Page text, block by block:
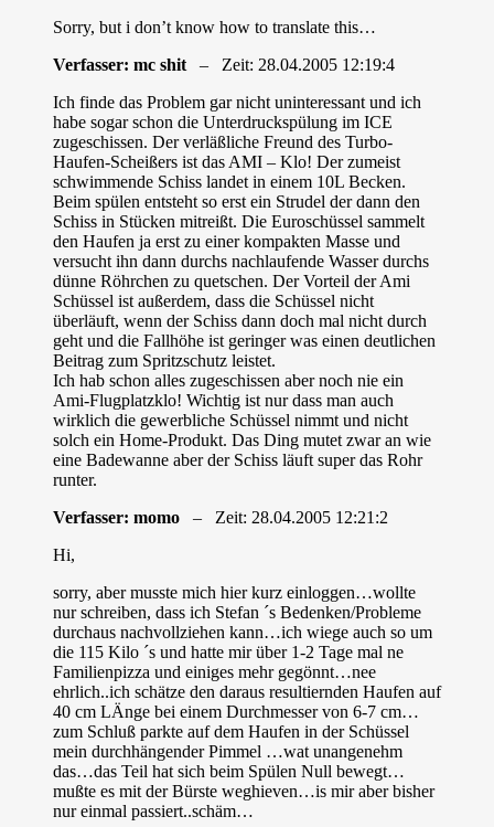
Sorry, but i don’t know how to translate this…
Verfasser: mc shit – Zeit: 28.04.2005 12:19:4
Ich finde das Problem gar nicht uninteressant und ich
habe sogar schon die Unterdruckspülung im ICE
zugeschissen. Der verläßliche Freund des Turbo-
Haufen-Scheißers ist das AMI – Klo! Der zumeist
schwimmende Schiss landet in einem 10L Becken.
Beim spülen entsteht so erst ein Strudel der dann den
Schiss in Stücken mitreißt. Die Euroschüssel sammelt
den Haufen ja erst zu einer kompakten Masse und
versucht ihn dann durchs nachlaufende Wasser durchs
dünne Röhrchen zu quetschen. Der Vorteil der Ami
Schüssel ist außerdem, dass die Schüssel nicht
überläuft, wenn der Schiss dann doch mal nicht durch
geht und die Fallhöhe ist geringer was einen deutlichen
Beitrag zum Spritzschutz leistet.
Ich hab schon alles zugeschissen aber noch nie ein
Ami-Flugplatzklo! Wichtig ist nur dass man auch
wirklich die gewerbliche Schüssel nimmt und nicht
solch ein Home-Produkt. Das Ding mutet zwar an wie
eine Badewanne aber der Schiss läuft super das Rohr
runter.
Verfasser: momo – Zeit: 28.04.2005 12:21:2
Hi,
sorry, aber musste mich hier kurz einloggen…wollte
nur schreiben, dass ich Stefan ´s Bedenken/Probleme
durchaus nachvollziehen kann…ich wiege auch so um
die 115 Kilo ´s und hatte mir über 1-2 Tage mal ne
Familienpizza und einiges mehr gegönnt…nee
ehrlich..ich schätze den daraus resultiernden Haufen auf
40 cm LÄnge bei einem Durchmesser von 6-7 cm…
zum Schluß parkte auf dem Haufen in der Schüssel
mein durchhängender Pimmel …wat unangenehm
das…das Teil hat sich beim Spülen Null bewegt…
mußte es mit der Bürste weghieven…is mir aber bisher
nur einmal passiert..schäm…